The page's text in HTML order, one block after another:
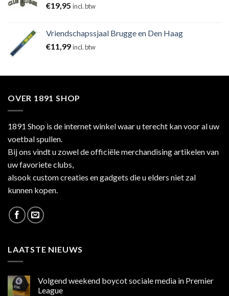
€19,95 incl. btw
Vriendschapssjaal Brugge en Den Haag
€11,99incl. btw
OVER 1891 SHOP
1891 Shop is de internet winkel waar u terecht kan voor al uw
voetbal spullen.
Bij ons vindt u zowel de officiële merchandising artikelen van
uw favoriete clubs,
alsook custom creaties en gadgets die u elders niet zal
kunnen kopen.
LAATSTE NIEUWS
Volgend weekend boycot sociale media in Premier
League